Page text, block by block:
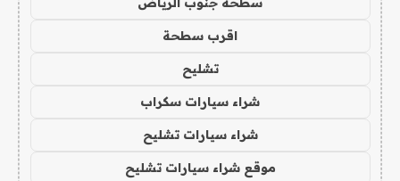
اقرب سطحة
تشليح
شراء سيارات سكراب
شراء سيارات تشليح
موقع شراء سيارات تشليح